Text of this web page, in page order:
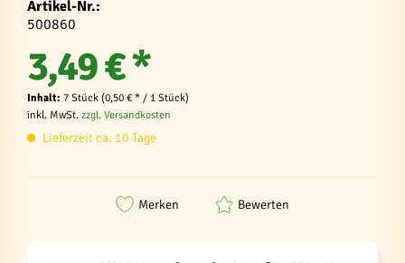
Artikel-Nr.:
500860
3,49 € *
Inhalt: 7 Stück (0,50 € * / 1 Stück)
inkl. MwSt. zzgl. Versandkosten
Lieferzeit ca. 10 Tage
Merken Bewerten